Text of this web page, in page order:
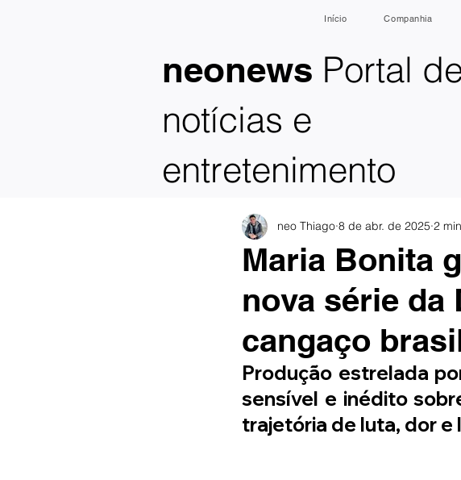
neonews Portal
notícias e
entretenimento
Início Companhia
Maria Bonita
nova série da
cangaço
neo Thiago 8 de abr. de 2025 2
Produção estrelada
sensível e inédito
trajetória de luta, dor